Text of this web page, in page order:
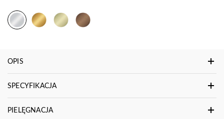
OPIS
SPECYFIKACJA
PIELĘGNACJA